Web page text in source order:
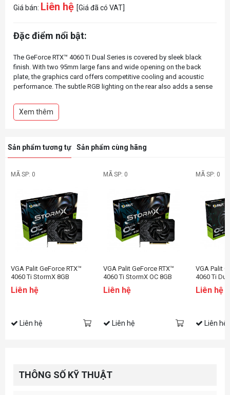
Giá bán: Liên hệ [Giá đã có VAT]
Đặc điểm nổi bật:
The GeForce RTX™ 4060 Ti Dual Series is covered by sleek black
finish. With two 95mm large fans and wide opening on the back
plate, the graphics card offers competitive cooling and acoustic
performance. The subtle RGB lighting on the rear also adds a sense
distraction.
Powered by NVIDIA DLSS 3, ultra-efficient Ada Lovelace arch, and
Xem thêm
Sản phẩm tương tự Sản phẩm cùng hãng
MÃ SP: 0
VGA Palit GeForce RTX™
4060 Ti StormX 8GB
Liên hệ
Liên hệ
MÃ SP: 0
VGA Palit GeForce RTX™
4060 Ti StormX OC 8GB
Liên hệ
Liên hệ
MÃ SP: 0
VGA Palit
4060 Ti
Liên hệ
Liên hệ
THÔNG SỐ KỸ THUẬT